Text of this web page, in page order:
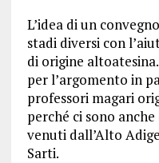
L’idea di un
stadi diversi con
di origine altoatesina.
per l’argomento in
professori magari
perché ci sono
venuti dall’Alto
Sarti.